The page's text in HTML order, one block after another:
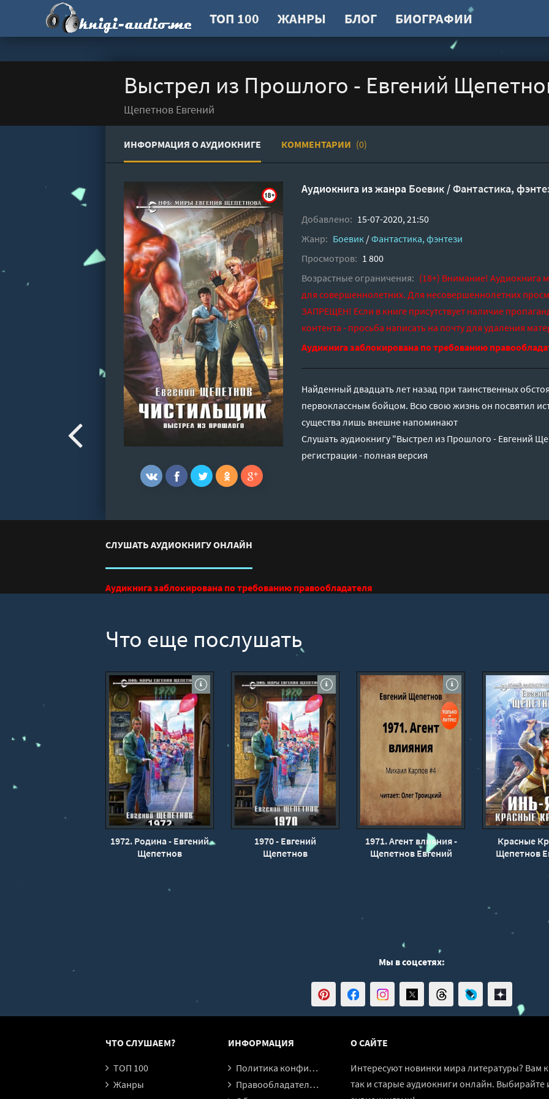
ТОП 100 ЖАНРЫ БЛОГ БИОГРАФИИ
Выстрел из Прошлого - Евгений
Щепетнов Евгений
ИНФОРМАЦИЯ О АУДИОКНИГЕ КОММЕНТАРИИ (0)
Аудиокнига из жанра Боевик /Фантастика,
Добавлено: 15-07-2020, 21:50
Жанр: Боевик /Фантастика, фэнтези
Просмотров: 1 800
Возрастные ограничения: (18+) Внимание! Аудиокнига
для совершеннолетних. Для несовершеннолетних
ЗАПРЕЩЕН! Если в книге присутствует наличие
контента - просьба написать на почту для удаления
Аудикнига заблокирована по требованию
Найденный двадцать лет назад при таинственных
первоклассным бойцом. Всю свою жизнь он посвятил
существа лишь внешне напоминают
Слушать аудиокнигу "Выстрел из Прошлого - Евгений
регистрации - полная версия
СЛУШАТЬ АУДИОКНИГУ ОНЛАЙН
Аудикнига заблокирована по требованию правообладателя
Что еще послушать
1972. Родина - Евгений
Щепетнов
1970 - Евгений
Щепетнов
1971. Агент влияния -
Щепетнов Евгений
Красные
Щепетнов
Мы в соцсетях:
ЧТО СЛУШАЕМ?
ТОП 100
Жанры
ИНФОРМАЦИЯ
Политика конфиденциальности
Правообладателям
О САЙТЕ
Интересуют новинки мира литературы? Вам
так и старые аудиокниги онлайн.